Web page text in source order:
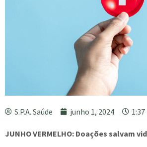
S.P.A. Saúde junho 1, 2024
JUNHO VERMELHO: Doações salvam